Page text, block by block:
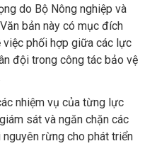
do Bộ Nông nghiệp và
bản này có mục đích
phối hợp giữa các lực
đội trong công tác bảo vệ
nhiệm vụ của từng lực
sát và ngăn chặn các
rừng cho phát triển